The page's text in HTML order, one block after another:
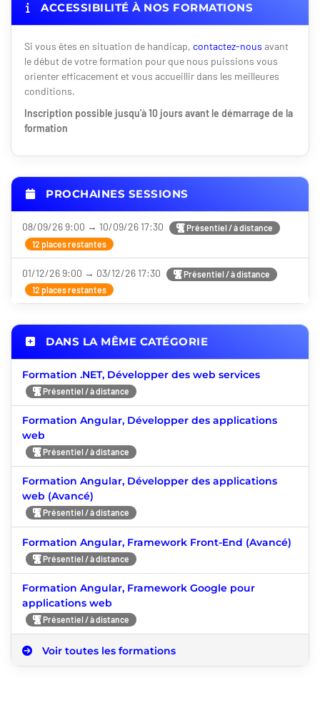
ACCESSIBILITÉ À NOS FORMATIONS
Si vous êtes en situation de handicap, contactez-nous avant
le début de votre formation pour que nous puissions vous
orienter efficacement et vous accueillir dans les meilleures
conditions.
Inscription possible jusqu'à 10 jours avant le démarrage de la
formation
PROCHAINES SESSIONS
08/09/26 9:00 → 10/09/26 17:30
Présentiel / à distance
12 places restantes
01/12/26 9:00 → 03/12/26 17:30
Présentiel / à distance
12 places restantes
DANS LA MÊME CATÉGORIE
Formation .NET, Développer des web services
Présentiel / à distance
Formation Angular, Développer des applications
web
Présentiel / à distance
Formation Angular, Développer des applications
web (Avancé)
Présentiel / à distance
Formation Angular, Framework Front-End (Avancé)
Présentiel / à distance
Formation Angular, Framework Google pour
applications web
Présentiel / à distance
Voir toutes les formations